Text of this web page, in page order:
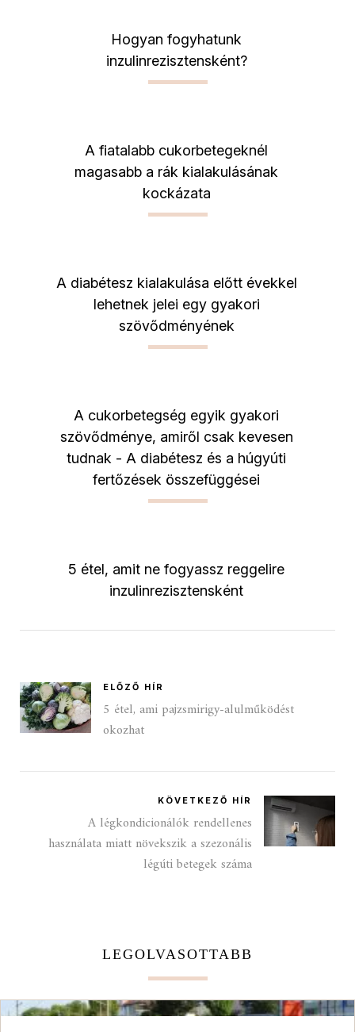
Hogyan fogyhatunk
inzulinrezisztensként?
A fiatalabb cukorbetegeknél
magasabb a rák kialakulásának
kockázata
A diabétesz kialakulása előtt évekkel
lehetnek jelei egy gyakori
szövődményének
A cukorbetegség egyik gyakori
szövődménye, amiről csak kevesen
tudnak - A diabétesz és a húgyúti
fertőzések összefüggései
5 étel, amit ne fogyassz reggelire
inzulinrezisztensként
ELŐZŐ HÍR
5 étel, ami pajzsmirigy-alulműködést
okozhat
KÖVETKEZŐ HÍR
A légkondicionálók rendellenes
használata miatt növekszik a szezonális
légúti betegek száma
LEGOLVASOTTABB